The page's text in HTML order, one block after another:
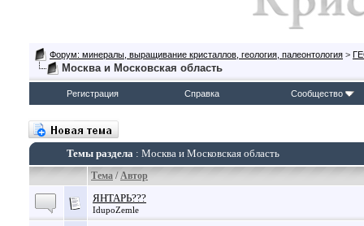
Форум: минералы, выращивание кристаллов, геология, палеонтология >
Москва и Московская область
Регистрация Справка Сообщество
Темы раздела : Москва и Московская область
Тема /Автор
ЯНТАРЬ???
IdupoZemle